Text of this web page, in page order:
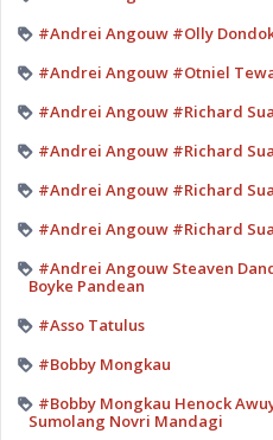
#Andrei Angouw #Olly
#Andrei Angouw #Otniel
#Andrei Angouw #Richard
#Andrei Angouw #Richard
#Andrei Angouw #Richard
#Andrei Angouw #Richard
#Andrei Angouw Steaven
Boyke Pandean
#Asso Tatulus
#Bobby Mongkau
#Bobby Mongkau Henock
Sumolang Novri Mandagi